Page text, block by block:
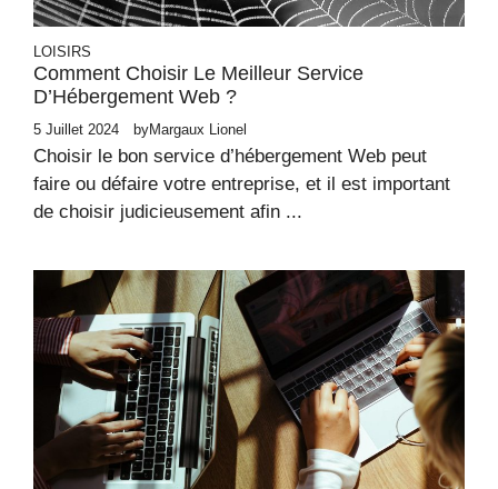
LOISIRS
Comment Choisir Le Meilleur Service
D’Hébergement Web ?
5 Juillet 2024 byMargaux Lionel
Choisir le bon service d’hébergement Web peut
faire ou défaire votre entreprise, et il est important
de choisir judicieusement afin ...